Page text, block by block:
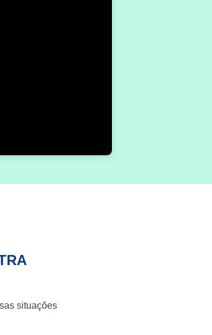
situações